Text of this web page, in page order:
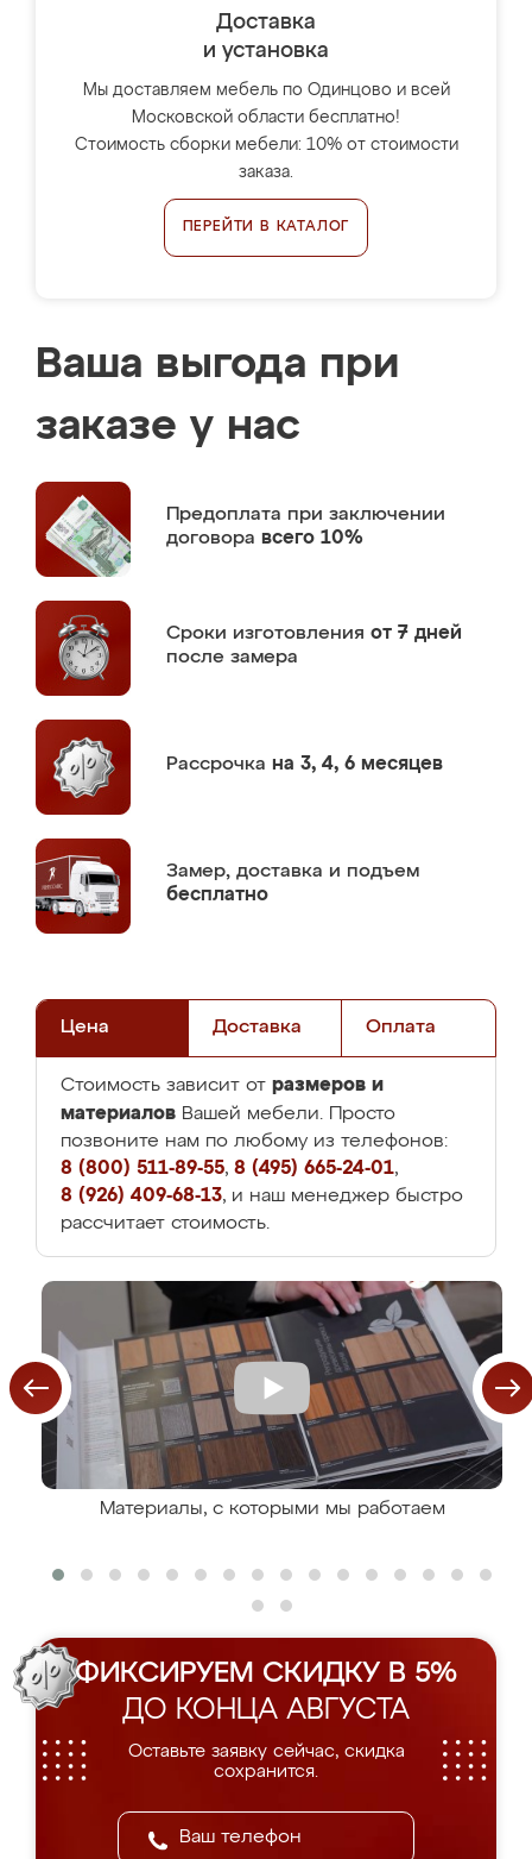
Доставка
и установка
Мы доставляем мебель по Одинцово и всей
Московской области бесплатно!
Стоимость сборки мебели: 10% от стоимости
заказа.
ПЕРЕЙТИ В КАТАЛОГ
Ваша выгода при
заказе у нас
Предоплата при заключении
договора всего 10%
Сроки изготовления от 7 дней
после замера
Рассрочка на 3, 4, 6 месяцев
Замер, доставка и подъем
бесплатно
Цена Доставка Оплата
Стоимость зависит от размеров и
материалов Вашей мебели. Просто
позвоните нам по любому из телефонов:
8 (800) 511-89-55, 8 (495) 665-24-01,
8 (926) 409-68-13, и наш менеджер быстро
рассчитает стоимость.
Материалы, с которыми мы работаем
ФИКСИРУЕМ СКИДКУ В 5%
ДО КОНЦА АВГУСТА
Оставьте заявку сейчас, скидка
сохранится.